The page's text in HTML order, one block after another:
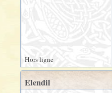
Hors ligne
Elendil